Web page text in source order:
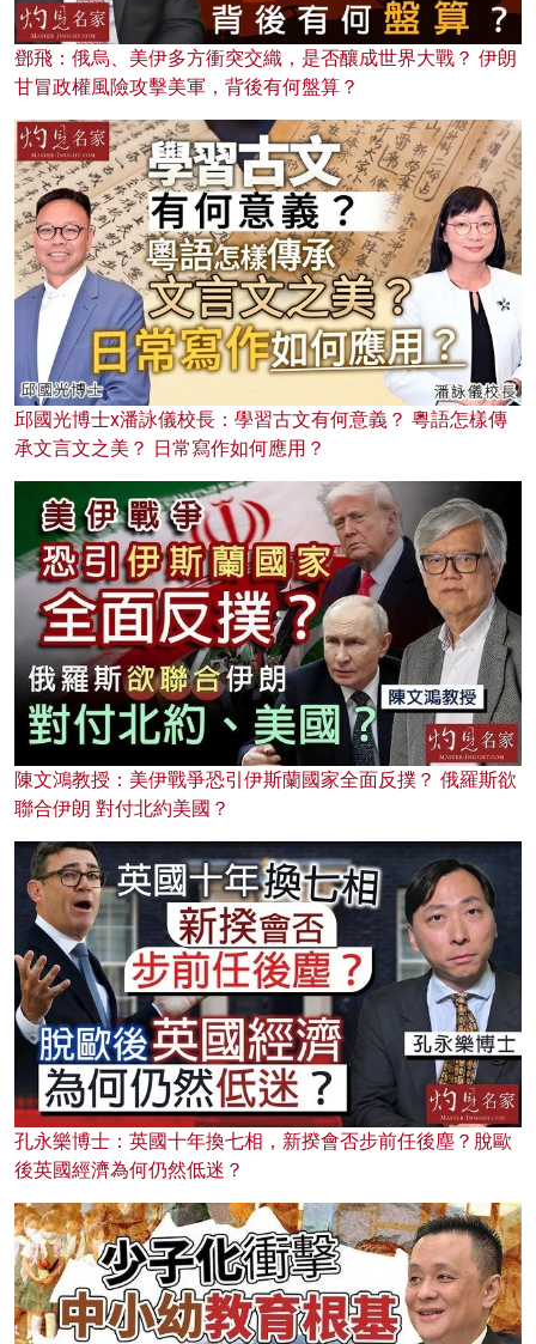
鄧飛：俄烏、美伊多方衝突交織，是否釀成世界大戰？ 伊朗
甘冒政權風險攻擊美軍，背後有何盤算？
邱國光博士x潘詠儀校長：學習古文有何意義？ 粵語怎樣傳
承文言文之美？ 日常寫作如何應用？
陳文鴻教授：美伊戰爭恐引伊斯蘭國家全面反撲？ 俄羅斯欲
聯合伊朗 對付北約美國？
孔永樂博士：英國十年換七相，新揆會否步前任後塵？脫歐
後英國經濟為何仍然低迷？